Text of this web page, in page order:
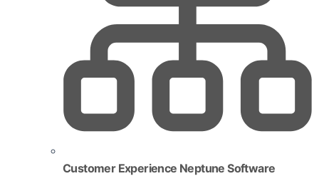
Customer Experience Neptune Software